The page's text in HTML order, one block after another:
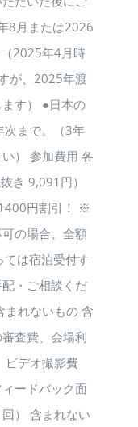
8月または2026
2025年4月時
が、2025年渡
す） ●日本の
次まで。（3年
） 参加費用 各
き 9,091円）
円割引！ ※
の場合、全額
は宿泊受付す
・ご相談くだ
まれないもの 含
査費、会場利
ビデオ撮影費
ードバック面
） 含まれない